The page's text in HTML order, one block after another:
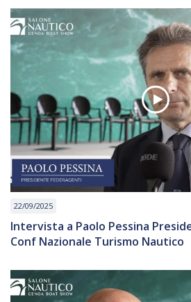
22/09/2025
Intervista a Paolo Pessina
Conf Nazionale Turismo Nautico